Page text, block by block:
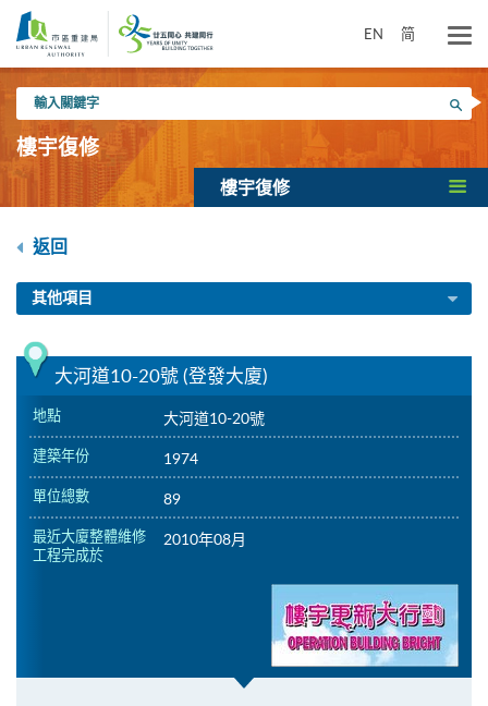
內
EN 简
入
關
鍵
搜尋
樓宇復修
樓宇復修
返回
其他項目
大河道10-20號 (登發大廈)
地點 大河道10-20號
建築年份 1974
單位總數 89
最近大廈整體維修
工程完成於
2010年08月